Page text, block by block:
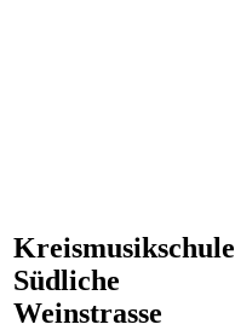
Kreismusikschule
Südliche
Weinstrasse